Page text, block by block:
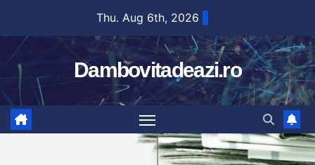
content
Thu. Aug 6th, 2026
Dambovitadeazi.ro